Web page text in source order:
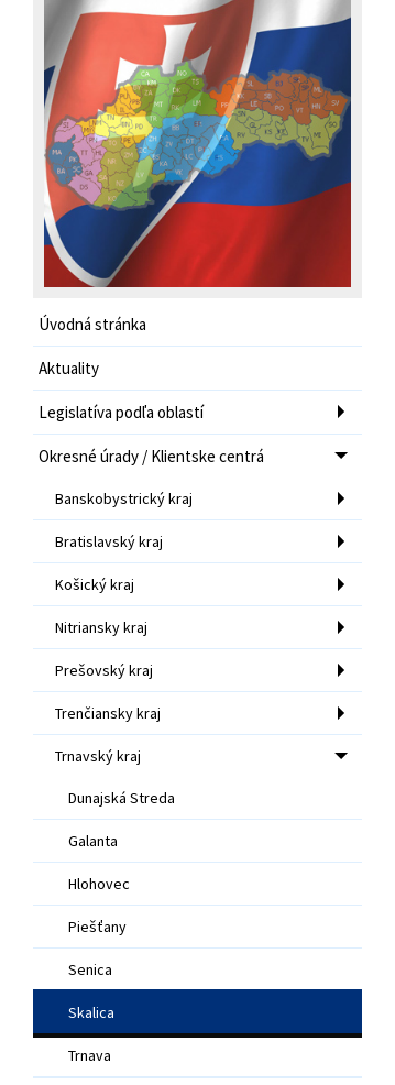
Úvodná stránka
Aktuality
Legislatíva podľa oblastí
Okresné úrady / Klientske centrá
Banskobystrický kraj
Bratislavský kraj
Košický kraj
Nitriansky kraj
Prešovský kraj
Trenčiansky kraj
Trnavský kraj
Dunajská Streda
Galanta
Hlohovec
Piešťany
Senica
Skalica
Trnava